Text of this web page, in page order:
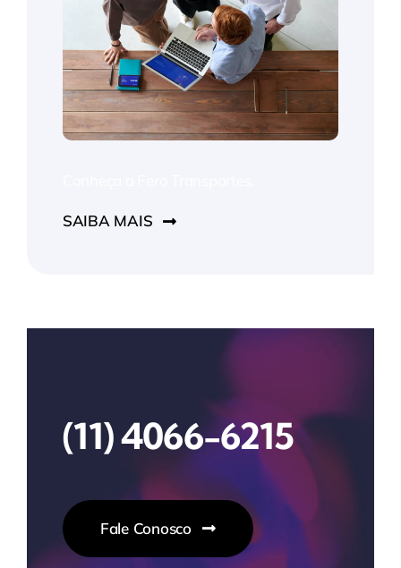
SAIBA MAIS
(11) 4066-6215
Fale Conosco